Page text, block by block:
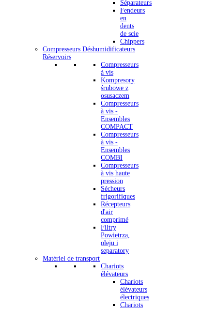
Séparateurs
Fendeurs
en
dents
de scie
Chippers
Compresseurs Déshumidificateurs
Réservoirs
Compresseurs
à vis
Kompresory
śrubowe z
osusaczem
Compresseurs
à vis -
Ensembles
COMPACT
Compresseurs
à vis -
Ensembles
COMBI
Compresseurs
à vis haute
pression
Sécheurs
frigorifiques
Récepteurs
d'air
comprimé
Filtry
Powietrza,
oleju i
separatory
Matériel de transport
Chariots
élévateurs
Chariots
élévateurs
électriques
Chariots